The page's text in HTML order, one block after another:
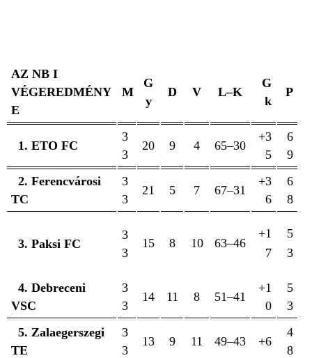
AZ NB I
VÉGEREDMÉNY
E
M
G
y
D V L–K
G
k
P
1. ETO FC
3
3
20 9 4 65–30
+3
5
6
9
2. Ferencvárosi
TC
3
3
21 5 7 67–31
+3
6
6
8
3. Paksi FC
3
3
15 8 10 63–46
+1
7
5
3
4. Debreceni
VSC
3
3
14 11 8 51–41
+1
0
5
3
5. Zalaegerszegi
TE
3
3
13 9 11 49–43 +6
4
8